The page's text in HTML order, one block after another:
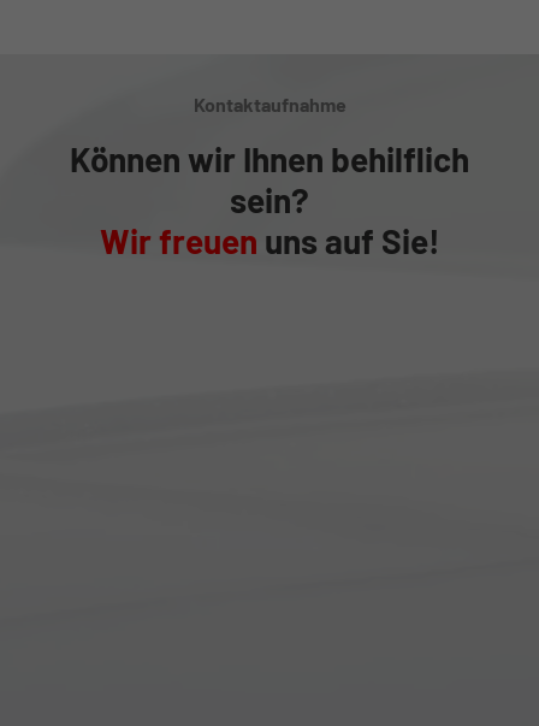
Kontaktaufnahme
Können wir Ihnen behilflich
sein?
Wir freuen uns auf Sie!